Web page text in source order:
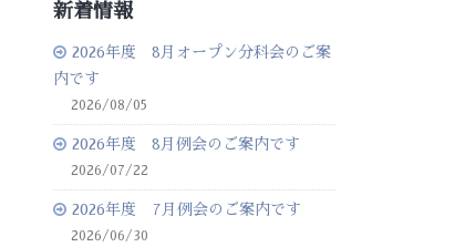
新着情報
2026年度 8月オープン分科会のご案
内です
2026/08/05
2026年度 8月例会のご案内です
2026/07/22
2026年度 7月例会のご案内です
2026/06/30